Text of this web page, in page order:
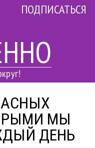
ПОДПИСАТЬСЯ
МЫ
ДЕНЬ